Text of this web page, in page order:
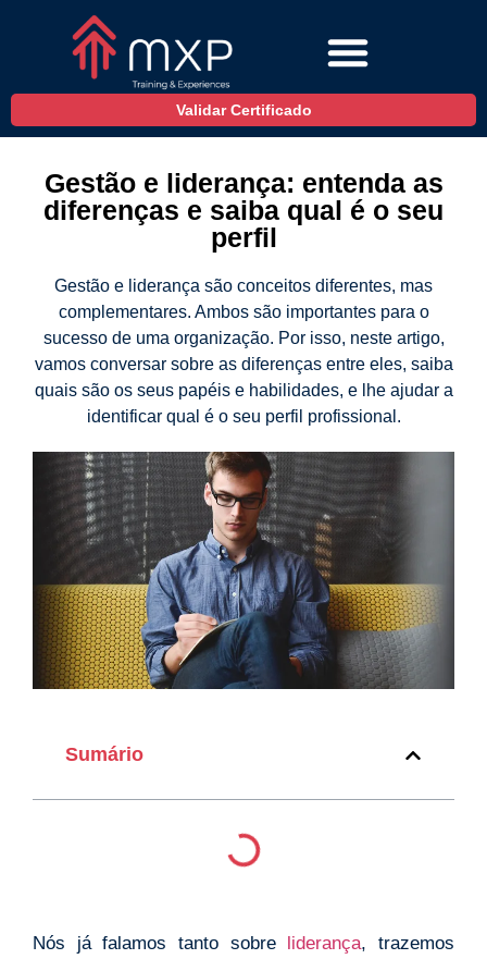
Validar Certificado
Gestão e liderança: entenda as
diferenças e saiba qual é o seu
perfil
Gestão e liderança são conceitos diferentes, mas
complementares. Ambos são importantes para o
sucesso de uma organização. Por isso, neste artigo,
vamos conversar sobre as diferenças entre eles, saiba
quais são os seus papéis e habilidades, e lhe ajudar a
identificar qual é o seu perfil profissional.
Sumário
Nós já falamos tanto sobre liderança, trazemos